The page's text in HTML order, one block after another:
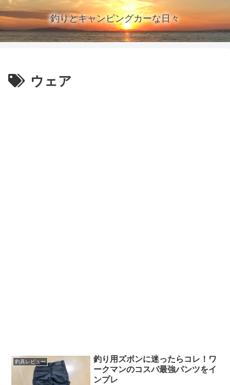
釣りとキャンピングカーな日々
ウェア
釣具レビュー
釣り用ズボンに迷ったらコレ！ワ
ークマンのコスパ最強パンツをイ
ンプレ